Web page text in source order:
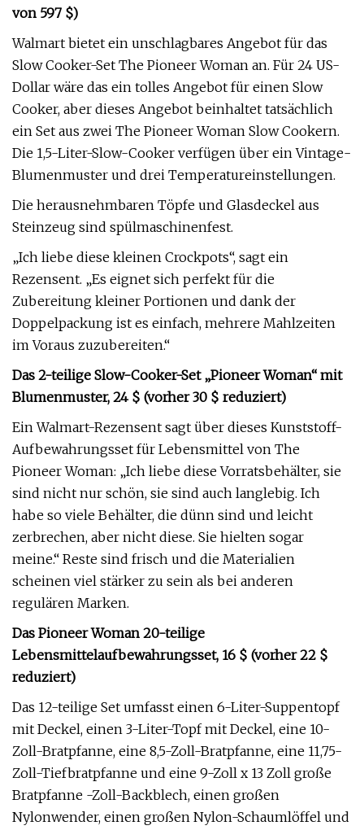
von 597 $)
Walmart bietet ein unschlagbares Angebot für das
Slow Cooker-Set The Pioneer Woman an. Für 24 US-
Dollar wäre das ein tolles Angebot für einen Slow
Cooker, aber dieses Angebot beinhaltet tatsächlich
ein Set aus zwei The Pioneer Woman Slow Cookern.
Die 1,5-Liter-Slow-Cooker verfügen über ein Vintage-
Blumenmuster und drei Temperatureinstellungen.
Die herausnehmbaren Töpfe und Glasdeckel aus
Steinzeug sind spülmaschinenfest.
„Ich liebe diese kleinen Crockpots“, sagt ein
Rezensent. „Es eignet sich perfekt für die
Zubereitung kleiner Portionen und dank der
Doppelpackung ist es einfach, mehrere Mahlzeiten
im Voraus zuzubereiten.“
Das 2-teilige Slow-Cooker-Set „Pioneer Woman“ mit
Blumenmuster, 24 $ (vorher 30 $ reduziert)
Ein Walmart-Rezensent sagt über dieses Kunststoff-
Aufbewahrungsset für Lebensmittel von The
Pioneer Woman: „Ich liebe diese Vorratsbehälter, sie
sind nicht nur schön, sie sind auch langlebig. Ich
habe so viele Behälter, die dünn sind und leicht
zerbrechen, aber nicht diese. Sie hielten sogar
meine.“ Reste sind frisch und die Materialien
scheinen viel stärker zu sein als bei anderen
regulären Marken.
Das Pioneer Woman 20-teilige
Lebensmittelaufbewahrungsset, 16 $ (vorher 22 $
reduziert)
Das 12-teilige Set umfasst einen 6-Liter-Suppentopf
mit Deckel, einen 3-Liter-Topf mit Deckel, eine 10-
Zoll-Bratpfanne, eine 8,5-Zoll-Bratpfanne, eine 11,75-
Zoll-Tiefbratpfanne und eine 9-Zoll x 13 Zoll große
Bratpfanne -Zoll-Backblech, einen großen
Nylonwender, einen großen Nylon-Schaumlöffel und